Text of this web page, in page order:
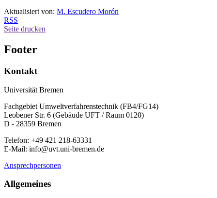
Aktualisiert von: M. Escudero Morón
RSS
Seite drucken
Footer
Kontakt
Universität Bremen
Fachgebiet Umweltverfahrenstechnik (FB4/FG14)
Leobener Str. 6 (Gebäude UFT / Raum 0120)
D - 28359 Bremen
Telefon: +49 421 218-63331
E-Mail: info@uvt.uni-bremen.de
Ansprechpersonen
Allgemeines